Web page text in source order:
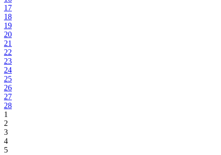
17
18
19
20
21
22
23
24
25
26
27
28
1
2
3
4
5